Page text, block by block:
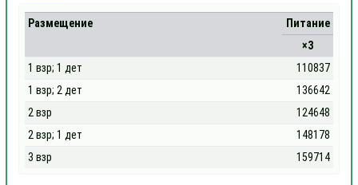
Размещение
Питание
×3
1 взр; 1 дет
110837
1 взр; 2 дет
136642
2 взр
124648
2 взр; 1 дет
148178
3 взр
159714